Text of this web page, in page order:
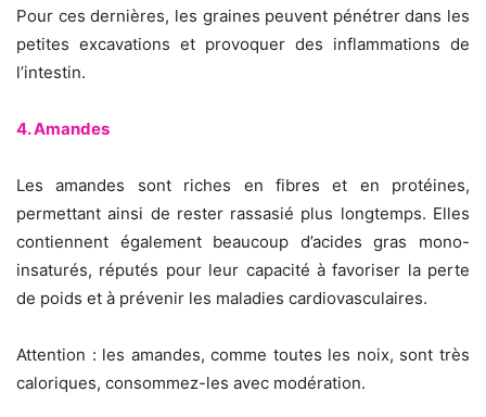
Pour ces dernières, les graines peuvent pénétrer dans les
petites excavations et provoquer des inflammations de
l’intestin.
4. Amandes
Les amandes sont riches en fibres et en protéines,
permettant ainsi de rester rassasié plus longtemps. Elles
contiennent également beaucoup d’acides gras mono-
insaturés, réputés pour leur capacité à favoriser la perte
de poids et à prévenir les maladies cardiovasculaires.
Attention : les amandes, comme toutes les noix, sont très
caloriques, consommez-les avec modération.